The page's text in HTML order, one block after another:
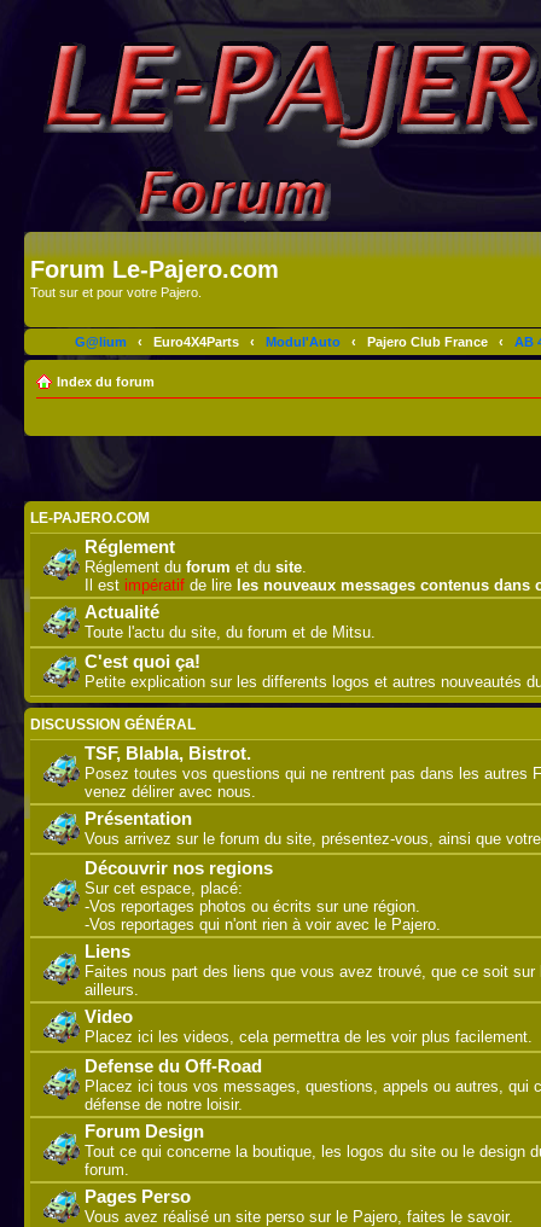
Forum Le-Pajero.com
Tout sur et pour votre Pajero.
G@lium ‹ Euro4X4Parts ‹ Modul'Auto ‹ Pajero Club France ‹ AB
Index du forum
LE-PAJERO.COM
Réglement
Réglement du forum et du site.
Il est impératif de lire les nouveaux messages contenus dans
Actualité
Toute l'actu du site, du forum et de Mitsu.
C'est quoi ça!
Petite explication sur les differents logos et autres nouveautés
DISCUSSION GÉNÉRAL
TSF, Blabla, Bistrot.
Posez toutes vos questions qui ne rentrent pas dans les autres
venez délirer avec nous.
Présentation
Vous arrivez sur le forum du site, présentez-vous, ainsi que
Découvrir nos regions
Sur cet espace, placé:
-Vos reportages photos ou écrits sur une région.
-Vos reportages qui n'ont rien à voir avec le Pajero.
Liens
Faites nous part des liens que vous avez trouvé, que ce soit sur
ailleurs.
Video
Placez ici les videos, cela permettra de les voir plus facilement.
Defense du Off-Road
Placez ici tous vos messages, questions, appels ou autres, qui
défense de notre loisir.
Forum Design
Tout ce qui concerne la boutique, les logos du site ou le design
forum.
Pages Perso
Vous avez réalisé un site perso sur le Pajero, faites le savoir.